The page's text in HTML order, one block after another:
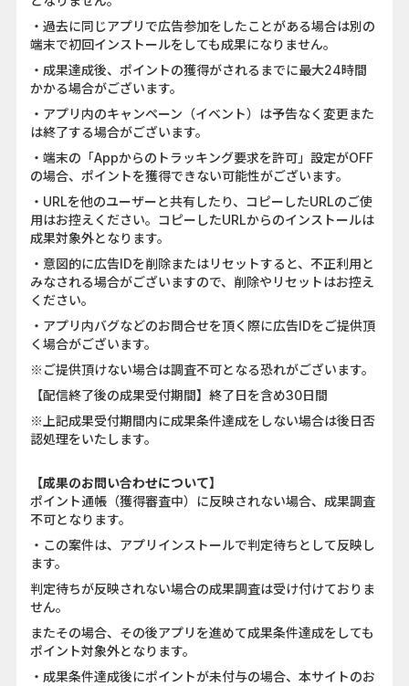
・過去に同じアプリで広告参加をしたことがある場合は別の
端末で初回インストールをしても成果になりません。
・成果達成後、ポイントの獲得がされるまでに最大24時間
かかる場合がございます。
・アプリ内のキャンペーン（イベント）は予告なく変更また
は終了する場合がございます。
・端末の「Appからのトラッキング要求を許可」設定がOFF
の場合、ポイントを獲得できない可能性がございます。
・URLを他のユーザーと共有したり、コピーしたURLのご使
用はお控えください。コピーしたURLからのインストールは
成果対象外となります。
・意図的に広告IDを削除またはリセットすると、不正利用と
みなされる場合がございますので、削除やリセットはお控え
ください。
・アプリ内バグなどのお問合せを頂く際に広告IDをご提供頂
く場合がございます。
※ご提供頂けない場合は調査不可となる恐れがございます。
【配信終了後の成果受付期間】終了日を含め30日間
※上記成果受付期間内に成果条件達成をしない場合は後日否
認処理をいたします。
【成果のお問い合わせについて】
ポイント通帳（獲得審査中）に反映されない場合、成果調査
不可となります。
・この案件は、アプリインストールで判定待ちとして反映し
ます。
判定待ちが反映されない場合の成果調査は受け付けておりま
せん。
またその場合、その後アプリを進めて成果条件達成をしても
ポイント対象外となります。
・成果条件達成後にポイントが未付与の場合、本サイトのお